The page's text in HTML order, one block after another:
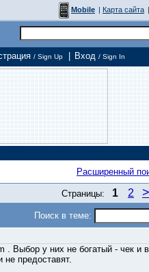
Mobile | Карта сайта |
/ Sign Up Вход / Sign In
Расширенный
Страницы: 1 2 >
Поиск в теме:
. Выбор у них не богатый - чек и
предоставят.